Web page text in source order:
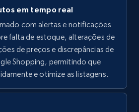
Product rating, Product
rating max, Rating,
em tempo real
com alertas e notificações
falta de estoque, alterações de
de preços e discrepâncias de
Shopping, permitindo que
e otimize as listagens.